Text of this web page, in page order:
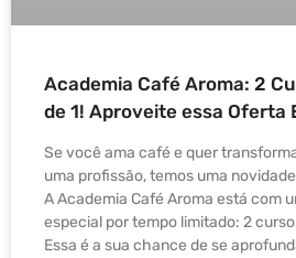
Academia Café Aroma: 2
de 1! Aproveite essa Oferta
Se você ama café e quer
uma profissão, temos uma
A Academia Café Aroma está com
especial por tempo limitado: 2
Essa é a sua chance de se